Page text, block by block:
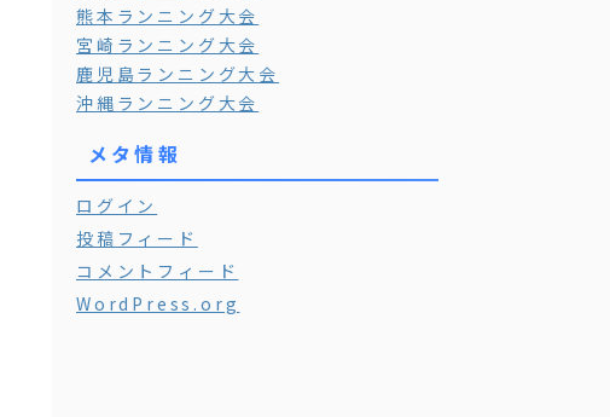
熊本ランニング大会
宮崎ランニング大会
鹿児島ランニング大会
沖縄ランニング大会
メタ情報
ログイン
投稿フィード
コメントフィード
WordPress.org